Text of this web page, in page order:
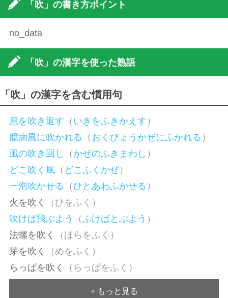
「吹」の書き方ポイント
no_data
「吹」の漢字を使った熟語
「吹」の漢字を含む慣用句
息を吹き返す （ いきをふきかえす ）
臆病風に吹かれる （ おくびょうかぜにふかれる ）
風の吹き回し
（ かぜのふきまわし ）
どこ吹く風（ どこふくかぜ）
一泡吹かせる （ ひとあわふかせる ）
火を吹く
（ひをふく）
吹けば飛ぶよう
（ふけばとぶよう ）
法螺を吹く
（ほらをふく）
芽を吹く
（めをふく）
らっぱを吹く
（らっぱをふく）
+ もっと見る